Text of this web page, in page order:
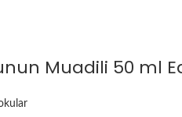
Muadili 50 ml